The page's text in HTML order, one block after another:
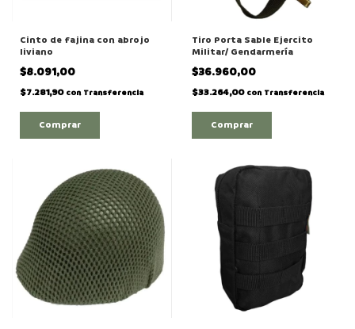
Cinto de fajina con abrojo
liviano
$8.091,00
$7.281,90 con Transferencia
Comprar
Tiro Porta Sable Ejercito
Militar/ Gendarmería
$36.960,00
$33.264,00 con Transferencia
Comprar